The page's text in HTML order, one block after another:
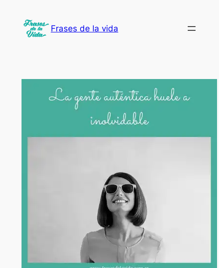
contenido
Frases de la vida